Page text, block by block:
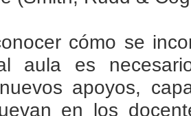
cómo se
aula es
apoyos,
en los